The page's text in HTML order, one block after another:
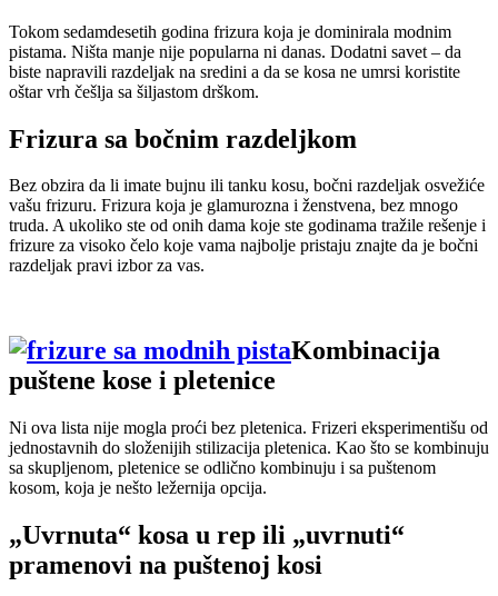
Tokom sedamdesetih godina frizura koja je dominirala modnim
pistama. Ništa manje nije popularna ni danas. Dodatni savet – da
biste napravili razdeljak na sredini a da se kosa ne umrsi koristite
oštar vrh češlja sa šiljastom drškom.
Frizura sa bočnim razdeljkom
Bez obzira da li imate bujnu ili tanku kosu, bočni razdeljak osvežiće
vašu frizuru. Frizura koja je glamurozna i ženstvena, bez mnogo
truda. A ukoliko ste od onih dama koje ste godinama tražile rešenje i
frizure za visoko čelo koje vama najbolje pristaju znajte da je bočni
razdeljak pravi izbor za vas.
Kombinacija
puštene kose i pletenice
Ni ova lista nije mogla proći bez pletenica. Frizeri eksperimentišu od
jednostavnih do složenijih stilizacija pletenica. Kao što se kombinuju
sa skupljenom, pletenice se odlično kombinuju i sa puštenom
kosom, koja je nešto ležernija opcija.
„Uvrnuta“ kosa u rep ili „uvrnuti“
pramenovi na puštenoj kosi